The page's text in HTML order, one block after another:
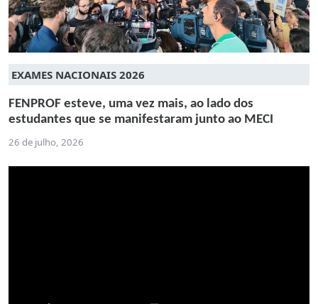
EXAMES NACIONAIS 2026
FENPROF esteve, uma vez mais, ao lado dos
estudantes que se manifestaram junto ao MECI
26 de julho, 2026